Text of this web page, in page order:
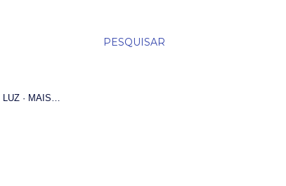
PESQUISAR
LUZ MAIS…